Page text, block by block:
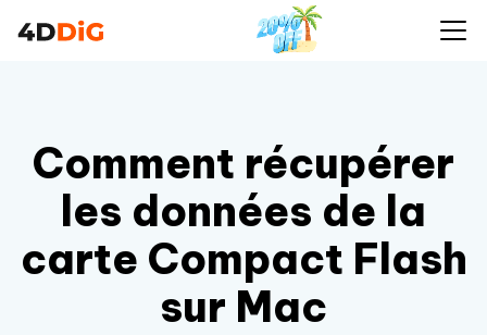
Comment récupérer
les données de la
carte Compact Flash
sur Mac